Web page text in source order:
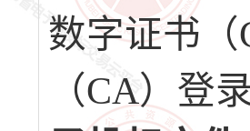
数字证书
（CA）登